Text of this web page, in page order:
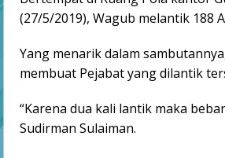
(27/5/2019), Wagub melantik 188
Yang menarik dalam
membuat Pejabat yang dilantik
“Karena dua kali lantik maka
Sudirman Sulaiman.